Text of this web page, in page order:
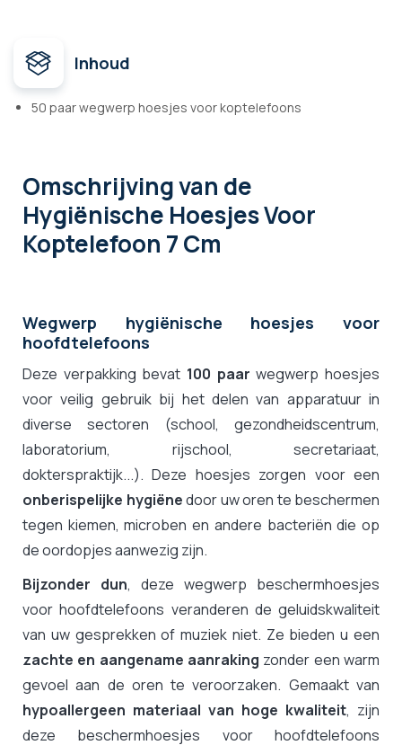
Inhoud
50 paar wegwerp hoesjes voor koptelefoons
Omschrijvingvan de
Hygiënische Hoesjes Voor
Koptelefoon 7 Cm
Wegwerp hygiënische hoesjes voor
hoofdtelefoons
Deze verpakking bevat 100 paar wegwerp hoesjes
voor veilig gebruik bij het delen van apparatuur in
diverse sectoren (school, gezondheidscentrum,
laboratorium, rijschool, secretariaat,
dokterspraktijk...). Deze hoesjes zorgen voor een
onberispelijke hygiënedoor uw oren te beschermen
tegen kiemen, microben en andere bacteriën die op
de oordopjes aanwezig zijn.
Bijzonder dun, deze wegwerp beschermhoesjes
voor hoofdtelefoons veranderen de geluidskwaliteit
van uw gesprekken of muziek niet. Ze bieden u een
zachte en aangename aanraking zonder een warm
gevoel aan de oren te veroorzaken. Gemaakt van
hypoallergeen materiaal van hoge kwaliteit, zijn
deze beschermhoesjes voor hoofdtelefoons